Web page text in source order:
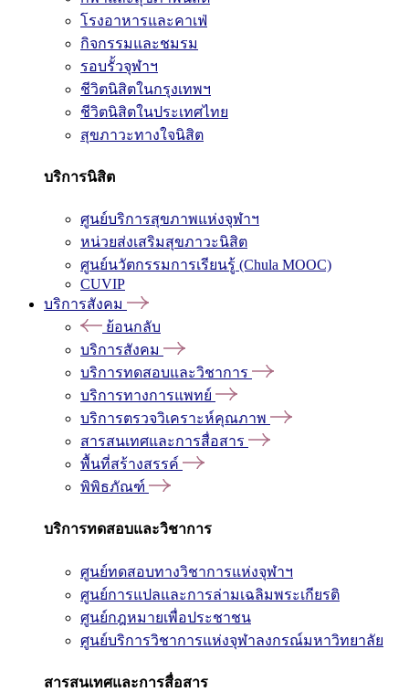
โรงอาหารและคาเฟ่
กิจกรรมและชมรม
รอบรั้วจุฬาฯ
ชีวิตนิสิตในกรุงเทพฯ
ชีวิตนิสิตในประเทศไทย
สุขภาวะทางใจนิสิต
บริการนิสิต
ศูนย์บริการสุขภาพแห่งจุฬาฯ
หน่วยส่งเสริมสุขภาวะนิสิต
ศูนย์นวัตกรรมการเรียนรู้ (Chula MOOC)
CUVIP
บริการสังคม
ย้อนกลับ
บริการสังคม
บริการทดสอบและวิชาการ
บริการทางการแพทย์
บริการตรวจวิเคราะห์คุณภาพ
สารสนเทศและการสื่อสาร
พื้นที่สร้างสรรค์
พิพิธภัณฑ์
บริการทดสอบและวิชาการ
ศูนย์ทดสอบทางวิชาการแห่งจุฬาฯ
ศูนย์การแปลและการล่ามเฉลิมพระเกียรติ
ศูนย์กฎหมายเพื่อประชาชน
ศูนย์บริการวิชาการแห่งจุฬาลงกรณ์มหาวิทยาลัย
สารสนเทศและการสื่อสาร